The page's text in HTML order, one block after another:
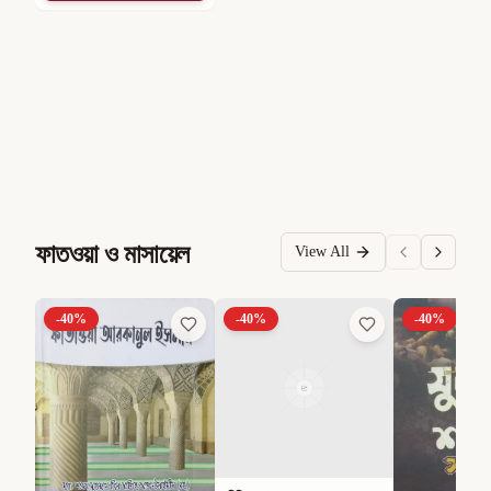
ফাতওয়া ও মাসায়েল View All
-40% -40% -40%